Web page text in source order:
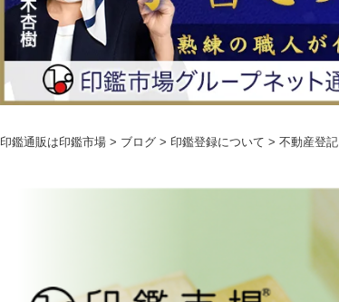
印鑑通販は印鑑市場 > ブログ > 印鑑登録について > 不動産登